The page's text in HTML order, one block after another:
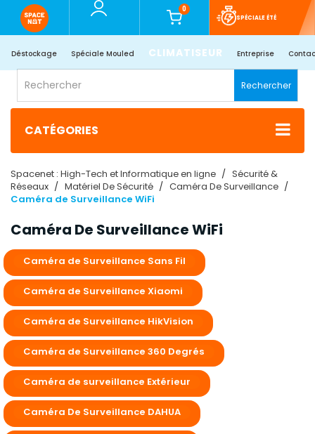
0
SPÉCIALE ÉTÉ
Déstockage Spéciale Mouled CLIMATISEUR Entreprise
Rechercher
CATÉGORIES
Spacenet : High-Tech et Informatique en ligne
Sécurité &
Réseaux
Matériel De Sécurité
Caméra De Surveillance
Caméra de Surveillance WiFi
Caméra De Surveillance WiFi
Caméra de Surveillance Sans Fil
Caméra de Surveillance Xiaomi
Caméra de Surveillance HikVision
Caméra de Surveillance 360 Degrés
Caméra de surveillance Extérieur
Caméra De Surveillance DAHUA